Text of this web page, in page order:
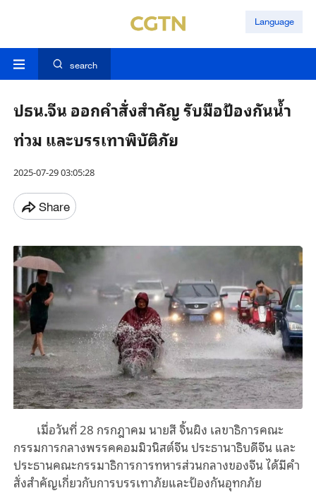
Language
search
ปธน.จีน ออกคำสั่งสำคัญ รับมือป้องกันน้ำ
ท่วม และบรรเทาพิบัติภัย
2025-07-29 03:05:28
Share
เมื่อวันที่ 28 กรกฎาคม นายสี จิ้นผิง เลขาธิการคณะ
กรรมการกลางพรรคคอมมิวนิสต์จีน ประธานาธิบดีจีน และ
ประธานคณะกรรมาธิการการทหารส่วนกลางของจีน ได้มีคำ
สั่งสำคัญเกี่ยวกับการบรรเทาภัยและป้องกันอุทกภัย